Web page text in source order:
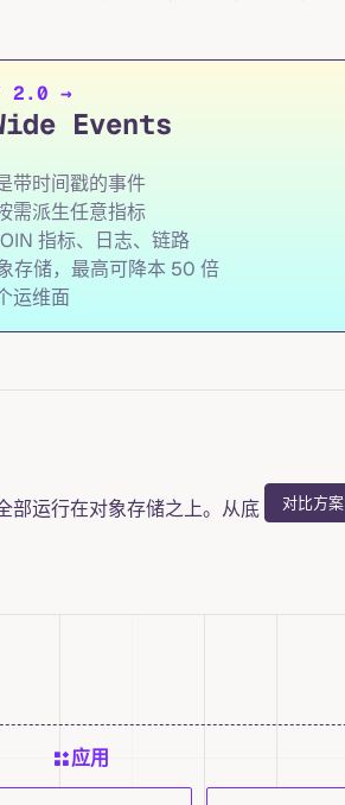
2.0 →
Events
带时间戳的事件
需派生任意指标
指标、日志、链路
存储，最高可降本 50 倍
运维面
部运行在对象存储之上。从底
对比方案
应用